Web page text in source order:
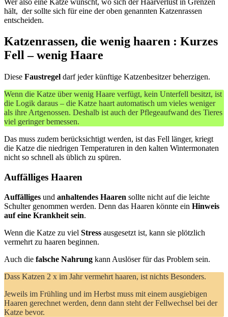
hält, der sollte sich für eine der oben genannten Katzenrassen
entscheiden.
Katzenrassen, die wenig haaren : Kurzes
Fell – wenig Haare
Diese Faustregel darf jeder künftige Katzenbesitzer beherzigen.
Wenn die Katze über wenig Haare verfügt, kein Unterfell besitzt, ist
die Logik daraus – die Katze haart automatisch um vieles weniger
als ihre Artgenossen. Deshalb ist auch der Pflegeaufwand des Tieres
viel geringer bemessen.
Das muss zudem berücksichtigt werden, ist das Fell länger, kriegt
die Katze die niedrigen Temperaturen in den kalten Wintermonaten
nicht so schnell als üblich zu spüren.
Auffälliges Haaren
Auffälliges und anhaltendes Haaren sollte nicht auf die leichte
Schulter genommen werden. Denn das Haaren könnte ein Hinweis
auf eine Krankheit sein.
Wenn die Katze zu viel Stress ausgesetzt ist, kann sie plötzlich
vermehrt zu haaren beginnen.
Auch die falsche Nahrung kann Auslöser für das Problem sein.
Dass Katzen 2 x im Jahr vermehrt haaren, ist nichts Besonders.
Jeweils im Frühling und im Herbst muss mit einem ausgiebigen
Haaren gerechnet werden, denn dann steht der Fellwechsel bei der
Katze bevor.